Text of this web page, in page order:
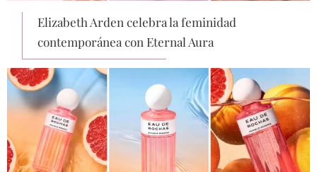
Elizabeth Arden celebra la feminidad
contemporánea con Eternal Aura